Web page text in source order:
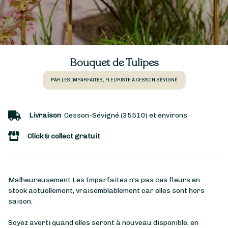
Bouquet de Tulipes
PAR LES IMPARFAITES, FLEURISTE À CESSON-SÉVIGNÉ
Livraison Cesson-Sévigné (35510) et environs
Click & collect gratuit
Malheureusement Les Imparfaites n'a pas ces fleurs en
stock actuellement, vraisemblablement car elles sont hors
saison.
Soyez averti quand elles seront à nouveau disponible, en